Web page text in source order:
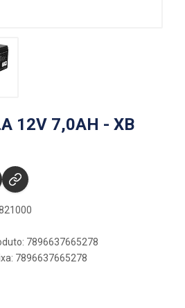
12V 7,0AH - XB
7896637665278
7896637665278